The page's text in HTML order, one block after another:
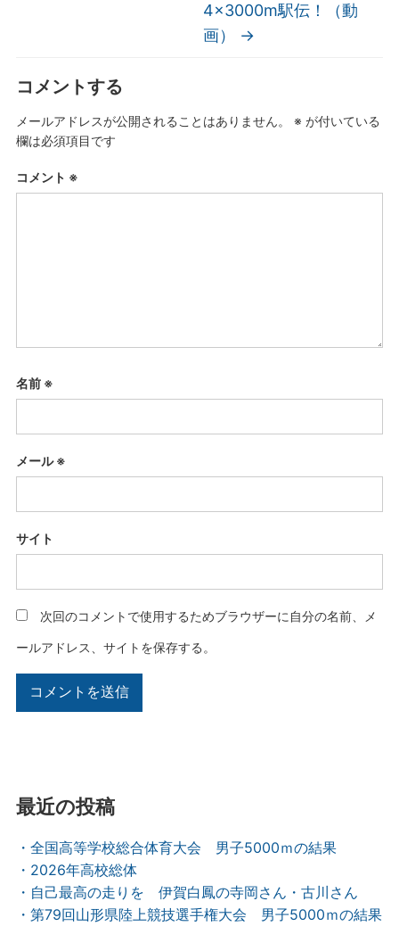
4×3000m駅伝！（動
画） →
コメントする
メールアドレスが公開されることはありません。 ※ が付いている
欄は必須項目です
コメント ※
名前 ※
メール※
サイト
次回のコメントで使用するためブラウザーに自分の名前、メ
ールアドレス、サイトを保存する。
最近の投稿
・全国高等学校総合体育大会 男子5000ｍの結果
・2026年高校総体
・自己最高の走りを 伊賀白鳳の寺岡さん・古川さん
・第79回山形県陸上競技選手権大会 男子5000ｍの結果